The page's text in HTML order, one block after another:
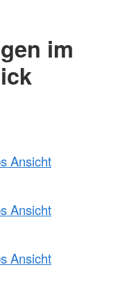
im
Ansicht
Ansicht
Ansicht